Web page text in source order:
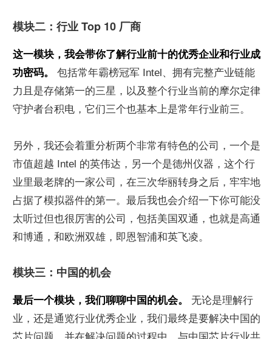
模块二：行业 Top 10 厂商
这一模块，我会带你了解行业前十的优秀企业和行业成
功密码。
包括常年霸榜冠军 Intel、拥有完整产业链能
力且是存储第一的三星，以及整个行业当前的摩尔定律
守护者台积电，它们三个也基本上是常年行业前三。
另外，我还会着重分析两个非常有特色的公司，一个是
市值超越 Intel 的英伟达，另一个是德州仪器，这个行
业里最老牌的一家公司，在三次华丽转身之后，牢牢地
占据了模拟器件的第一。最后我也会介绍一下你可能没
太听过但也很厉害的公司，包括美国双通，也就是高通
和博通，和欧洲双雄，即恩智浦和英飞凌。
模块三：中国的机会
最后一个模块，我们聊聊中国的机会。
无论是理解行
业，还是通览行业优秀企业，我们最终是要解决中国的
芯片问题，并在解决问题的过程中，与中国芯片行业共